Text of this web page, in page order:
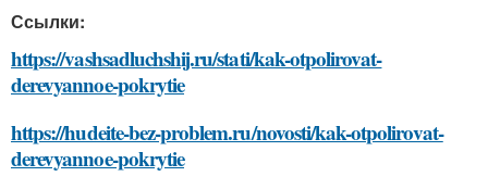
Ссылки:
https://vashsadluchshij.ru/stati/kak-otpolirovat-
derevyannoe-pokrytie
https://hudeite-bez-problem.ru/novosti/kak-otpolirovat-
derevyannoe-pokrytie